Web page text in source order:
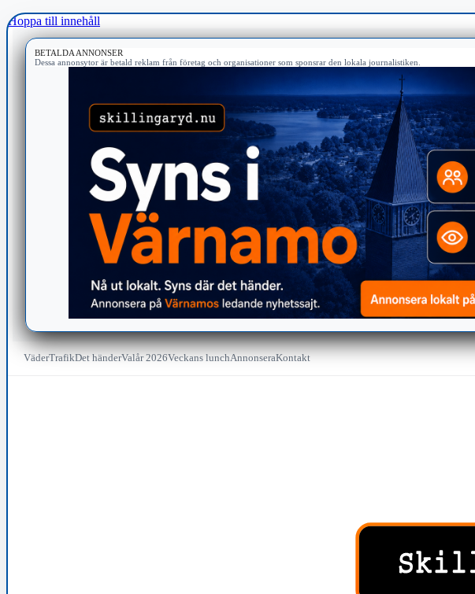
Hoppa till innehåll
BETALDA ANNONSER
Dessa annonsytor är betald reklam från företag och organisationer som sponsrar den lokala journalistiken.
VäderTrafikDet händerValår 2026Veckans lunchAnnonseraKontakt